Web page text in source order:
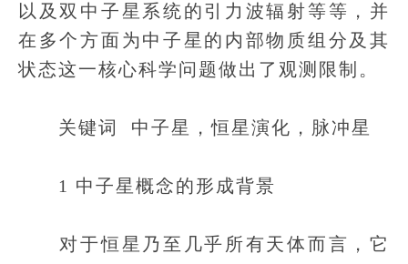
以及双中子星系统的引力波辐射等等，并
在多个方面为中子星的内部物质组分及其
状态这一核心科学问题做出了观测限制。
关键词 中子星，恒星演化，脉冲星
1 中子星概念的形成背景
对于恒星乃至几乎所有天体而言，它